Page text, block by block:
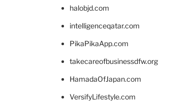
halobjd.com
intelligenceqatar.com
PikaPikaApp.com
takecareofbusinessdfw.org
HamadaOfJapan.com
VersifyLifestyle.com